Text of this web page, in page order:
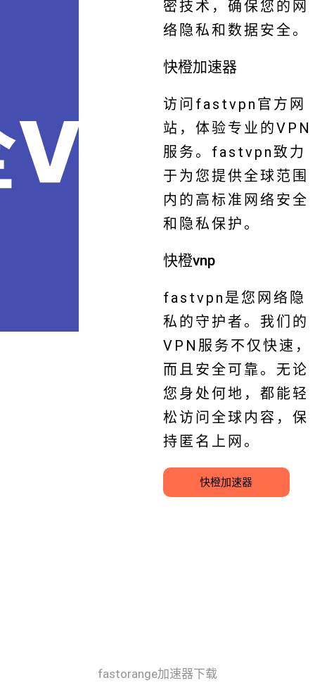
密技术，确保您的网
络隐私和数据安全。
快橙加速器
访问fastvpn官方网
站，体验专业的VPN
服务。fastvpn致力
于为您提供全球范围
内的高标准网络安全
和隐私保护。
快橙vnp
fastvpn是您网络隐
私的守护者。我们的
VPN服务不仅快速，
而且安全可靠。无论
您身处何地，都能轻
松访问全球内容，保
持匿名上网。
快橙加速器
fastorange加速器下载